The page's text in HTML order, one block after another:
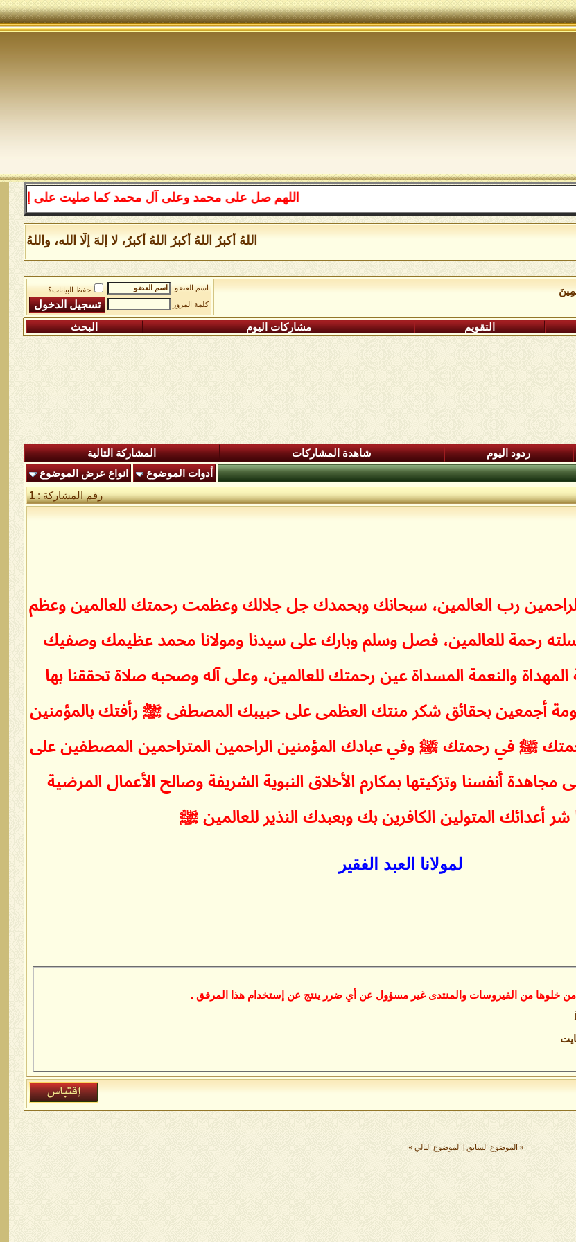
اللهم صل على محمد وعلى آل محمد كما صليت على إبراهيم
اللهُ أكبرُ اللهُ أكبرُ اللهُ أكبرُ، لا إلهَ إلَّا الله، واللهُ
اسم العضو
حفظ البيانات؟
كلمة المرور
التقويم مشاركات اليوم البحث
ردود اليوم شاهدة المشاركات
المشاركة التالية
أدوات الموضوع
انواع عرض الموضوع
رقم المشاركة :1
الراحمين رب العالمين، سبحانك وبحمدك جل جلالك وعظمت رحمتك للعالمين وعظم
رحمة للعالمين، فصل وسلم وبارك على سيدنا ومولانا محمد عظيمك وصفيك
والنعمة المسداة عين رحمتك للعالمين، وعلى آله وصحبه صلاة تحققنا بها
أجمعين بحقائق شكر منتك العظمى على حبيبك المصطفى ﷺ رأفتك بالمؤمنين
ﷺ في رحمتك ﷺ وفي عبادك المؤمنين الراحمين المتراحمين المصطفين على
مجاهدة أنفسنا وتزكيتها بمكارم الأخلاق النبوية الشريفة وصالح الأعمال المرضية
شر أعدائك المتولين الكافرين بك وبعبدك النذير للعالمين ﷺ
لمولانا العبد الفقير
خلوها من الفيروسات والمنتدى غير مسؤول عن أي ضرر ينتج عن إستخدام هذا المرفق .
« الموضوع السابق الموضوع التالي »